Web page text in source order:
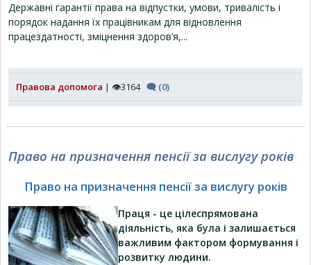
Державні гарантії права на відпустки, умови, тривалість і
порядок надання їх працівникам для відновлення
працездатності, зміцнення здоров’я,...
Правова допомога | 👁3164 🗨 (0)
Право на призначення пенсії за вислугу років
Право на призначення пенсії за вислугу років
Праця - це цілеспрямована
діяльність, яка була і залишається
важливим фактором формування і
розвитку людини.